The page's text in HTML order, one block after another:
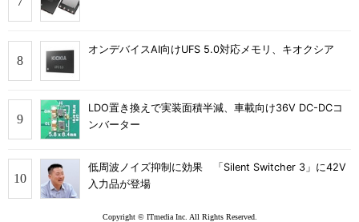
オンデバイスAI向けUFS 5.0対応メモリ、キオクシア
LDO置き換えで実装面積半減、車載向け36V DC-DCコ
ンバーター
低周波ノイズ抑制に効果 「Silent Switcher 3」に42V
入力品が登場
Copyright © ITmedia Inc. All Rights Reserved.